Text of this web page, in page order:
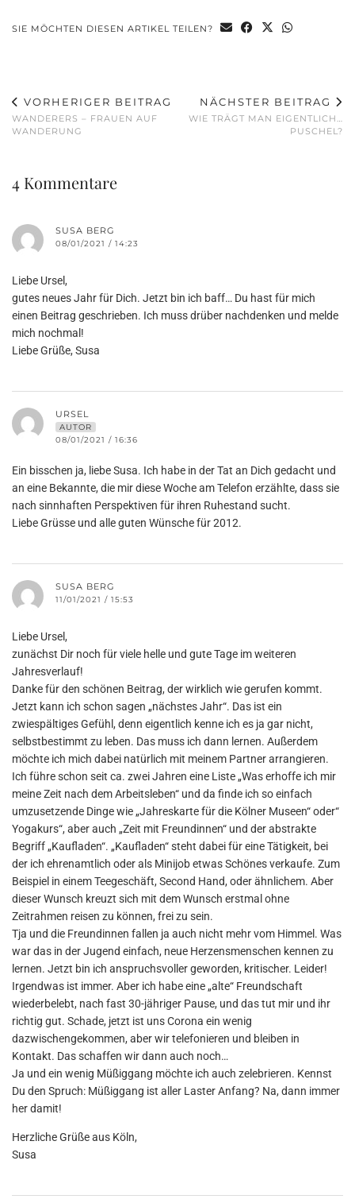
SIE MÖCHTEN DIESEN ARTIKEL TEILEN?
VORHERIGER BEITRAG
WANDERERS – FRAUEN AUF
WANDERUNG
NÄCHSTER BEITRAG
WIE TRÄGT MAN EIGENTLICH…
PUSCHEL?
4 Kommentare
SUSA BERG
08/01/2021 / 14:23
Liebe Ursel,
gutes neues Jahr für Dich. Jetzt bin ich baff… Du hast für mich
einen Beitrag geschrieben. Ich muss drüber nachdenken und melde
mich nochmal!
Liebe Grüße, Susa
URSEL
AUTOR
08/01/2021 / 16:36
Ein bisschen ja, liebe Susa. Ich habe in der Tat an Dich gedacht und
an eine Bekannte, die mir diese Woche am Telefon erzählte, dass sie
nach sinnhaften Perspektiven für ihren Ruhestand sucht.
Liebe Grüsse und alle guten Wünsche für 2012.
SUSA BERG
11/01/2021 / 15:53
Liebe Ursel,
zunächst Dir noch für viele helle und gute Tage im weiteren
Jahresverlauf!
Danke für den schönen Beitrag, der wirklich wie gerufen kommt.
Jetzt kann ich schon sagen „nächstes Jahr“. Das ist ein
zwiespältiges Gefühl, denn eigentlich kenne ich es ja gar nicht,
selbstbestimmt zu leben. Das muss ich dann lernen. Außerdem
möchte ich mich dabei natürlich mit meinem Partner arrangieren.
Ich führe schon seit ca. zwei Jahren eine Liste „Was erhoffe ich mir
meine Zeit nach dem Arbeitsleben“ und da finde ich so einfach
umzusetzende Dinge wie „Jahreskarte für die Kölner Museen“ oder“
Yogakurs“, aber auch „Zeit mit Freundinnen“ und der abstrakte
Begriff „Kaufladen“. „Kaufladen“ steht dabei für eine Tätigkeit, bei
der ich ehrenamtlich oder als Minijob etwas Schönes verkaufe. Zum
Beispiel in einem Teegeschäft, Second Hand, oder ähnlichem. Aber
dieser Wunsch kreuzt sich mit dem Wunsch erstmal ohne
Zeitrahmen reisen zu können, frei zu sein.
Tja und die Freundinnen fallen ja auch nicht mehr vom Himmel. Was
war das in der Jugend einfach, neue Herzensmenschen kennen zu
lernen. Jetzt bin ich anspruchsvoller geworden, kritischer. Leider!
Irgendwas ist immer. Aber ich habe eine „alte“ Freundschaft
wiederbelebt, nach fast 30-jähriger Pause, und das tut mir und ihr
richtig gut. Schade, jetzt ist uns Corona ein wenig
dazwischengekommen, aber wir telefonieren und bleiben in
Kontakt. Das schaffen wir dann auch noch…
Ja und ein wenig Müßiggang möchte ich auch zelebrieren. Kennst
Du den Spruch: Müßiggang ist aller Laster Anfang? Na, dann immer
her damit!
Herzliche Grüße aus Köln,
Susa